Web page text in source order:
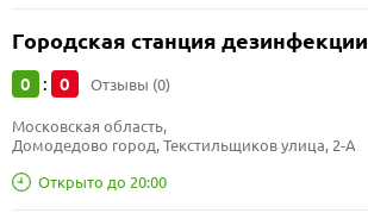
Городская станция дезинфекции
0 : 0 Отзывы (0)
Открыто до 20:00
Московская область,
Домодедово город, Текстильщиков улица, 2-А